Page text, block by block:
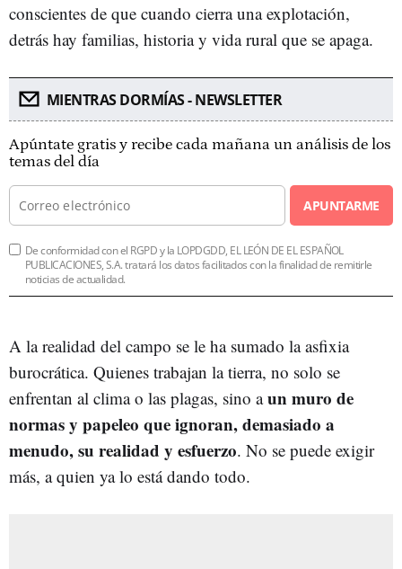
conscientes de que cuando cierra una explotación,
detrás hay familias, historia y vida rural que se apaga.
MIENTRAS DORMÍAS - NEWSLETTER
Apúntate gratis y recibe cada mañana un análisis de los
temas del día
APUNTARME
De conformidad con el RGPD y la LOPDGDD, EL LEÓN DE EL ESPAÑOL
PUBLICACIONES, S.A. tratará los datos facilitados con la finalidad de remitirle
noticias de actualidad.
A la realidad del campo se le ha sumado la asfixia
burocrática. Quienes trabajan la tierra, no solo se
enfrentan al clima o las plagas, sino aun muro de
normas y papeleo que ignoran, demasiado a
menudo, su realidad y esfuerzo. No se puede exigir
más, a quien ya lo está dando todo.